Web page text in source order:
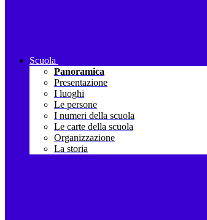
Scuola
Panoramica
Presentazione
I luoghi
Le persone
I numeri della scuola
Le carte della scuola
Organizzazione
La storia